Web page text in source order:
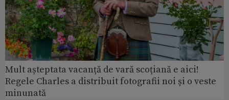
Mult așteptata vacanță de vară scoțiană e aici!
Regele Charles a distribuit fotografii noi și o veste
minunată